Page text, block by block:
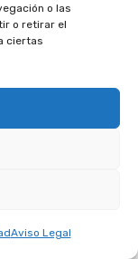
o las
o retirar el
ciertas
Aviso Legal